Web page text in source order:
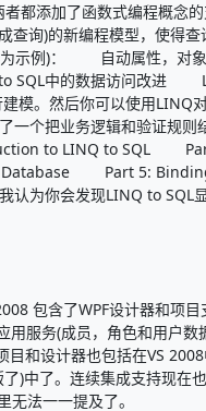
添加了函数式编程概念
询)的新编程模型，使得
为示例)： 自动属性，对
数据访问改进 LINQ
模。然后你可以使用LINQ
个把业务逻辑和验证规
to LINQ to SQL
Part 5: Binding
你会发现LINQ to SQL
包含了WPF设计器和项目
服务(成员，角色和用户
和设计器也包括在VS
)中了。连续集成支持现在
法一一提及了。